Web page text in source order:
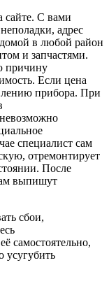
сайте. С вами
адрес
в любой район
и запчастями.
причину
Если цена
прибора. При
специалист сам
отремонтирует
После
выпишут
сбои,
самостоятельно,
усугубить